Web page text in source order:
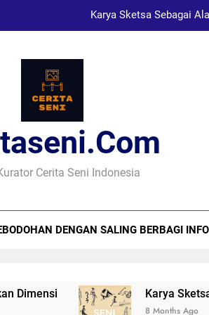
Karya Sketsa Sebagai
Karya Sketsa Sebagai
Cerita Seni Indonesia
DENGAN SALING BERBAGI
Karya Sketsa Sebagai
8 Months Ago